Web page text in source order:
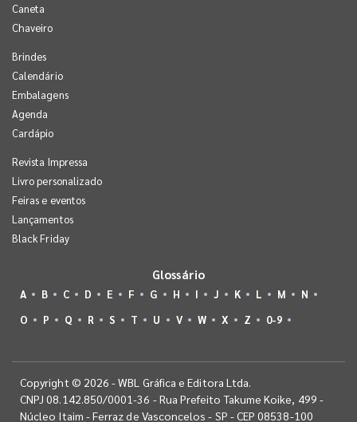
Caneta
Chaveiro
Brindes
Calendário
Embalagens
Agenda
Cardápio
Revista Impressa
Livro personalizado
Feiras e eventos
Lançamentos
Black Friday
Glossário
A B C D E F G H I J K L M
N
O
P Q R S T U V W X Z 0-9
Copyright © 2026 - WBL Gráfica e Editora Ltda.
CNPJ 08.142.850/0001-36 - Rua Prefeito Takume Koike, 499 -
Núcleo Itaim - Ferraz de Vasconcelos - SP - CEP 08538-100